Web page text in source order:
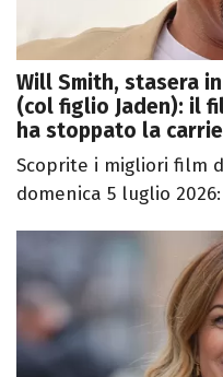
Will Smith, stasera
(col figlio Jaden): il
ha stoppato la
Scoprite i migliori film
domenica 5 luglio